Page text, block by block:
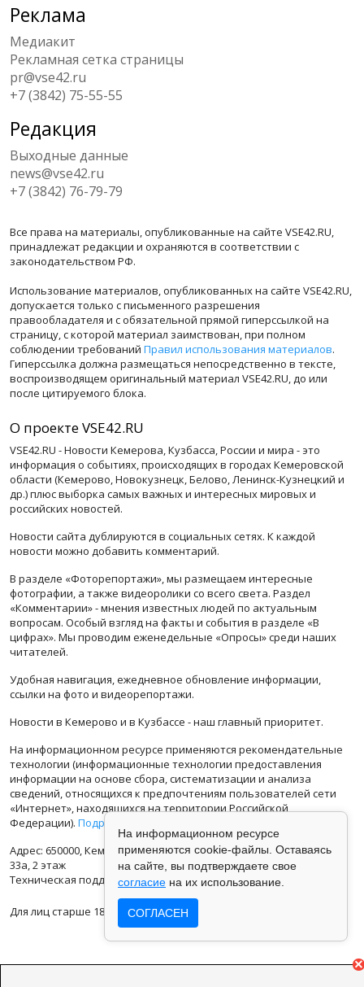
Реклама
Медиакит
Рекламная сетка страницы
pr@vse42.ru
+7 (3842) 75-55-55
Редакция
Выходные данные
news@vse42.ru
+7 (3842) 76-79-79
Все права на материалы, опубликованные на сайте VSE42.RU,
принадлежат редакции и охраняются в соответствии с
законодательством РФ.
Использование материалов, опубликованных на сайте VSE42.RU,
допускается только с письменного разрешения
правообладателя и с обязательной прямой гиперссылкой на
страницу, с которой материал заимствован, при полном
соблюдении требований Правил использования материалов.
Гиперссылка должна размещаться непосредственно в тексте,
воспроизводящем оригинальный материал VSE42.RU, до или
после цитируемого блока.
О проекте VSE42.RU
VSE42.RU - Новости Кемерова, Кузбасса, России и мира - это
информация о событиях, происходящих в городах Кемеровской
области (Кемерово, Новокузнецк, Белово, Ленинск-Кузнецкий и
др.) плюс выборка самых важных и интересных мировых и
российских новостей.
Новости сайта дублируются в социальных сетях. К каждой
новости можно добавить комментарий.
В разделе «Фоторепортажи», мы размещаем интересные
фотографии, а также видеоролики со всего света. Раздел
«Комментарии» - мнения известных людей по актуальным
вопросам. Особый взгляд на факты и события в разделе «В
цифрах». Мы проводим еженедельные «Опросы» среди наших
читателей.
Удобная навигация, ежедневное обновление информации,
ссылки на фото и видеорепортажи.
Новости в Кемерово и в Кузбассе - наш главный приоритет.
На информационном ресурсе применяются рекомендательные
технологии (информационные технологии предоставления
информации на основе сбора, систематизации и анализа
сведений, относящихся к предпочтениям пользователей сети
«Интернет», находящихся на территории Российской
Федерации). Подробная информация
Адрес: 650000, Кемеровская Область, г.Кемерово, ул.Кузбасская
33а, 2 этаж
Техническая поддержка: support@vse42.ru
Для лиц старше 18 лет.
На информационном ресурсе
применяются cookie-файлы. Оставаясь
на сайте, вы подтверждаете свое
согласие на их использование.
СОГЛАСЕН